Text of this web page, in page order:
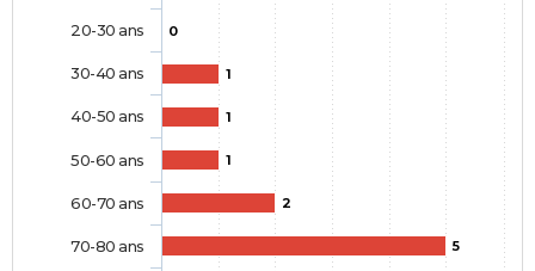
0
1
1
1
2
5
20-30 ans
30-40 ans
40-50 ans
50-60 ans
60-70 ans
70-80 ans